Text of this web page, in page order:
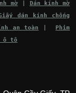
mờ
Dán kính mờ
dán kính chống
an toàn
Phim
ô tô